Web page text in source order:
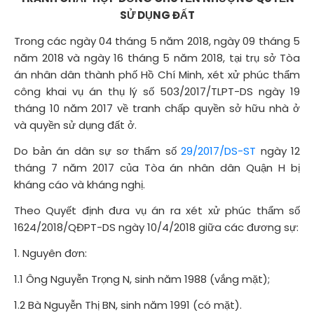
SỬ DỤNG ĐẤT
Trong các ngày 04 tháng 5 năm 2018, ngày 09 tháng 5
năm 2018 và ngày 16 tháng 5 năm 2018, tại trụ sở Tòa
án nhân dân thành phố Hồ Chí Minh, xét xử phúc thẩm
công khai vụ án thụ lý số 503/2017/TLPT-DS ngày 19
tháng 10 năm 2017 về tranh chấp quyền sở hữu nhà ở
và quyền sử dụng đất ở.
Do bản án dân sự sơ thẩm số 29/2017/DS-ST ngày 12
tháng 7 năm 2017 của Tòa án nhân dân Quận H bị
kháng cáo và kháng nghị.
Theo Quyết định đưa vụ án ra xét xử phúc thẩm số
1624/2018/QĐPT-DS ngày 10/4/2018 giữa các đương sự:
1. Nguyên đơn:
1.1 Ông Nguyễn Trọng N, sinh năm 1988 (vắng mặt);
1.2 Bà Nguyễn Thị BN, sinh năm 1991 (có mặt).